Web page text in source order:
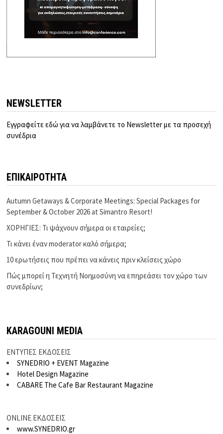
NEWSLETTER
Εγγραφείτε εδώ για να λαμβάνετε το Newsletter με τα προσεχή
συνέδρια
ΕΠΙΚΑΙΡΟΤΗΤΑ
Autumn Getaways & Corporate Meetings: Special Packages for
September & October 2026 at Simantro Resort!
ΧΟΡΗΓΙΕΣ: Τι ψάχνουν σήμερα οι εταιρείες;
Τι κάνει έναν moderator καλό σήμερα;
10 ερωτήσεις που πρέπει να κάνεις πριν κλείσεις χώρο
Πώς μπορεί η Τεχνητή Νοημοσύνη να επηρεάσει τον χώρο των
συνεδρίων;
KARAGOUNI MEDIA
ΕΝΤΥΠΕΣ ΕΚΔΟΣΕΙΣ
SYNEDRIO + EVENT Magazine
Hotel Design Magazine
CABARE The Cafe Bar Restaurant Magazine
ONLINE ΕΚΔΟΣΕΙΣ
www.SYNEDRIO.gr